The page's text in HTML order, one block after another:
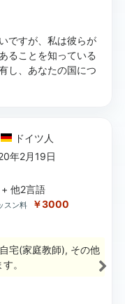
ですが、私は彼らが
ることを知っている
し、あなたの国につ
ドイツ 人
年2月19日
他2言語
スン料 ￥3000
宅(家庭教師), その他
。